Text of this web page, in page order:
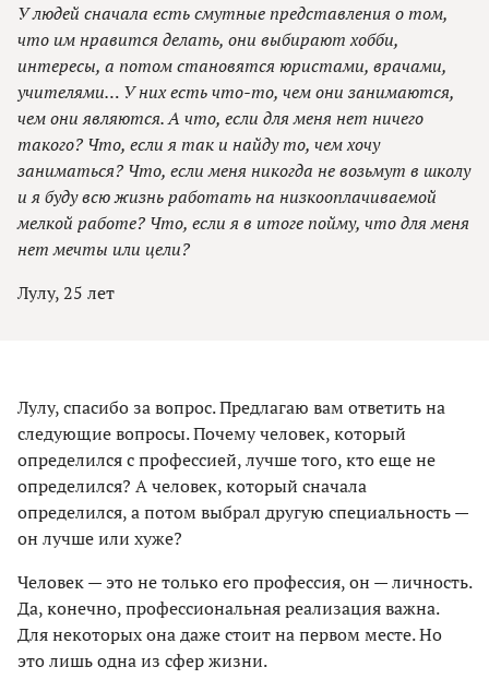
У людей сначала есть смутные представления о том,
что им нравится делать, они выбирают хобби,
интересы, а потом становятся юристами, врачами,
учителями… У них есть что-то, чем они занимаются,
чем они являются. А что, если для меня нет ничего
такого? Что, если я так и найду то, чем хочу
заниматься? Что, если меня никогда не возьмут в школу
и я буду всю жизнь работать на низкооплачиваемой
мелкой работе? Что, если я в итоге пойму, что для меня
нет мечты или цели?
Лулу, 25 лет
Лулу, спасибо за вопрос. Предлагаю вам ответить на
следующие вопросы. Почему человек, который
определился с профессией, лучше того, кто еще не
определился? А человек, который сначала
определился, а потом выбрал другую специальность —
он лучше или хуже?
Человек — это не только его профессия, он — личность.
Да, конечно, профессиональная реализация важна.
Для некоторых она даже стоит на первом месте. Но
это лишь одна из сфер жизни.